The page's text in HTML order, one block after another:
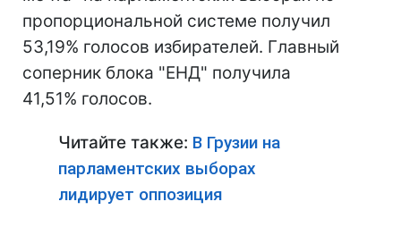
пропорциональной системе получил
53,19% голосов избирателей. Главный
соперник блока "ЕНД" получила
41,51% голосов.
Читайте также: В Грузии на
парламентских выборах
лидирует оппозиция